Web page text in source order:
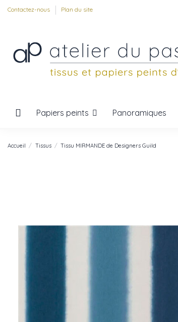
Contactez-nous Plan du site
Papiers peints Panoramiques
Accueil Tissus Tissu MIRMANDE de Designers Guild